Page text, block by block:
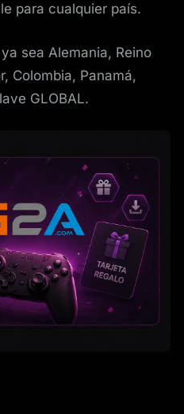
para cualquier país.
sea Alemania, Reino
Colombia, Panamá,
GLOBAL.